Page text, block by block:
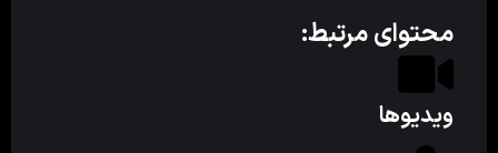
محتوای مرتبط:
ویدیوها